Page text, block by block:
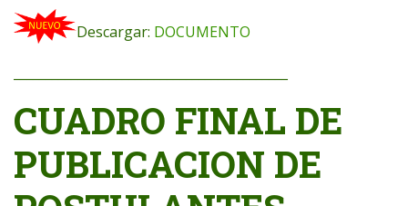
Descargar: DOCUMENTO
CUADRO FINAL DE
PUBLICACION DE